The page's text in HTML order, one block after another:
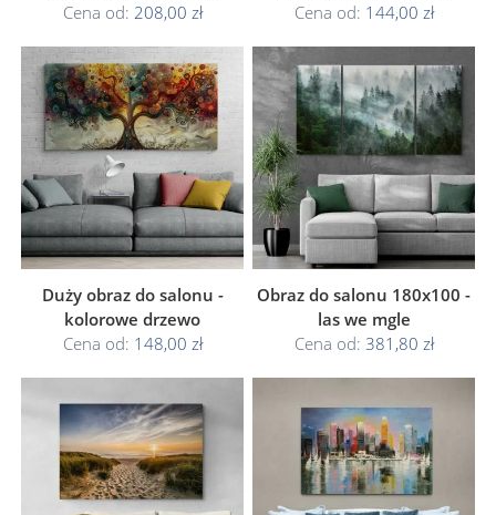
Cena od: 208,00 zł
Cena od: 144,00 zł
Duży obraz do salonu -
kolorowe drzewo
Cena od: 148,00 zł
Obraz do salonu 180x100 -
las we mgle
Cena od: 381,80 zł